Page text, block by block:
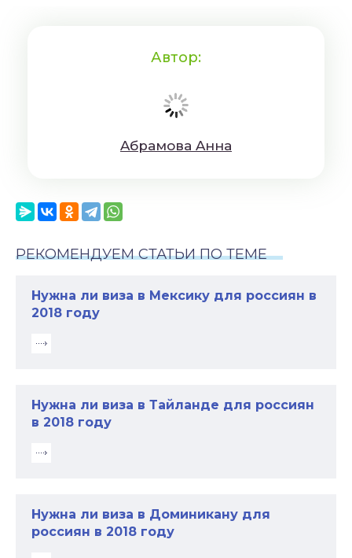
Автор:
Aбрaмoвa Aннa
РЕКОМЕНДУЕМ СТАТЬИ ПО ТЕМЕ
Нужна ли виза в Мексику для россиян в
2018 году
Нужна ли виза в Тайланде для россиян
в 2018 году
Нужна ли виза в Доминикану для
россиян в 2018 году